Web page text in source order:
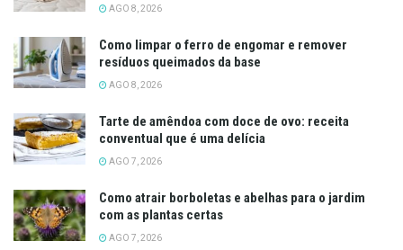
AGO 8, 2026
Como limpar o ferro de engomar e remover
resíduos queimados da base
AGO 8, 2026
Tarte de amêndoa com doce de ovo: receita
conventual que é uma delícia
AGO 7, 2026
Como atrair borboletas e abelhas para o jardim
com as plantas certas
AGO 7, 2026